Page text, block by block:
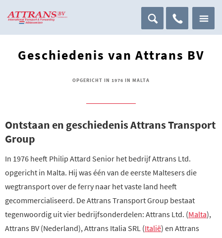
Geschiedenis van Attrans BV
OPGERICHT IN 1976 IN MALTA
Ontstaan en geschiedenis Attrans Transport
Group
In 1976 heeft Philip Attard Senior het bedrijf Attrans Ltd.
opgericht in Malta. Hij was één van de eerste Maltesers die
wegtransport over de ferry naar het vaste land heeft
gecommercialiseerd. De Attrans Transport Group bestaat
tegenwoordig uit vier bedrijfsonderdelen: Attrans Ltd. (Malta),
Attrans BV (Nederland), Attrans Italia SRL (Italië) en Attrans